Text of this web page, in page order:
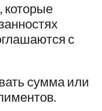
которые
с
сумма или